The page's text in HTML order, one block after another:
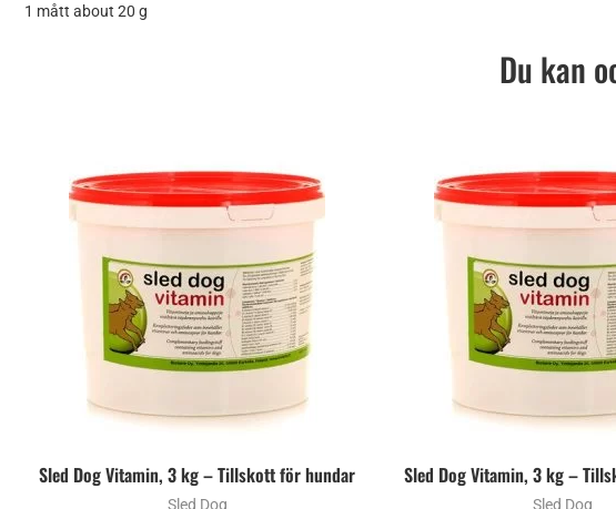
1 mått about 20 g
Du kan
Sled Dog Vitamin, 3 kg – Tillskott för hundar
Sled Dog
Sled Dog Vitamin, 3 kg –
Sled Dog